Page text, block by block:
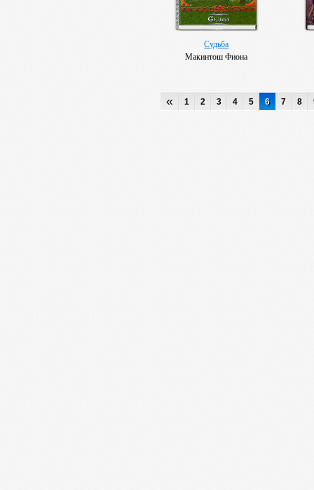
Судьба
Макинтош Фиона
« 1 2 3 4 5 6 7 8